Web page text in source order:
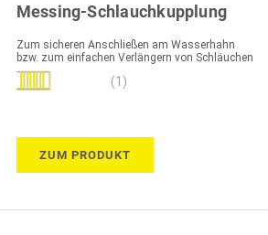
Messing-Schlauchkupplung
Zum sicheren Anschließen am Wasserhahn
bzw. zum einfachen Verlängern von Schläuchen
Bewertung:
(1)
ZUM PRODUKT